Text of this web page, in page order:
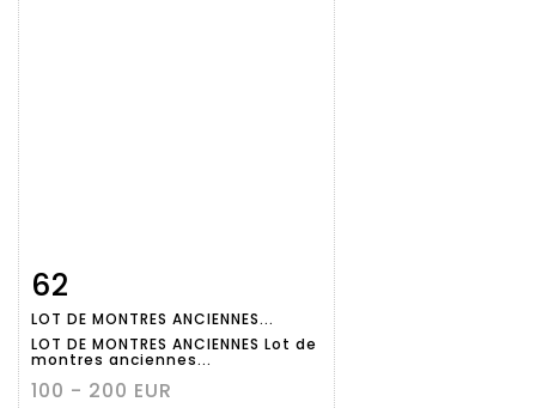
détaillée
62
LOT DE MONTRES ANCIENNES...
LOT DE MONTRES ANCIENNES Lot de
montres anciennes...
100 - 200 EUR